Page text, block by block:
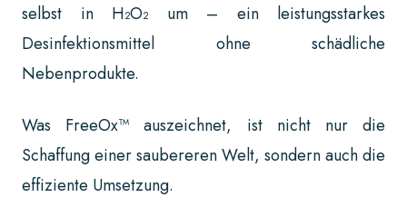
selbst in H₂O₂ um – ein leistungsstarkes
Desinfektionsmittel ohne schädliche
Nebenprodukte.
Was FreeOx™ auszeichnet, ist nicht nur die
Schaffung einer saubereren Welt, sondern auch die
effiziente Umsetzung.